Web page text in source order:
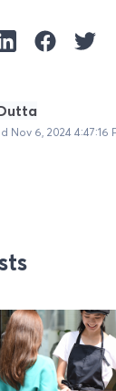
Nov 6, 2024 4:47:16